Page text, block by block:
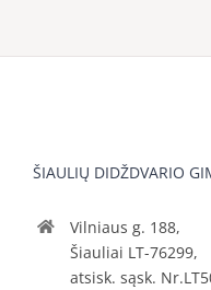
ŠIAULIŲ DIDŽDVARIO
Vilniaus g. 188,
Šiauliai LT-76299,
atsisk. sąsk.